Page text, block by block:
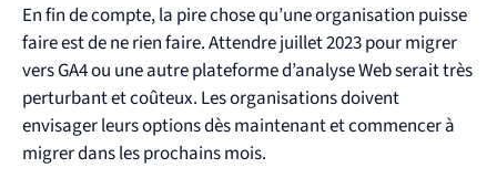
En fin de compte, la pire chose qu’une organisation puisse
faire est de ne rien faire. Attendre juillet 2023 pour migrer
vers GA4 ou une autre plateforme d’analyse Web serait très
perturbant et coûteux. Les organisations doivent
envisager leurs options dès maintenant et commencer à
migrer dans les prochains mois.